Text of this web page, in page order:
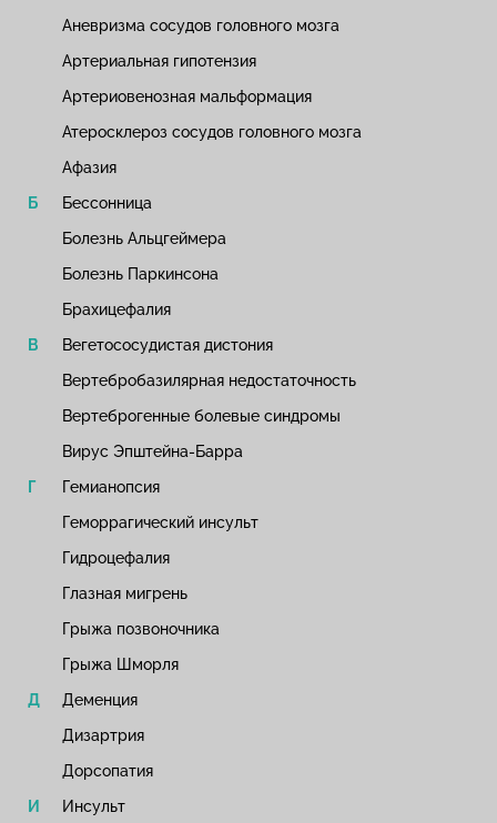
Аневризма сосудов головного мозга
Артериальная гипотензия
Артериовенозная мальформация
Атеросклероз сосудов головного мозга
Афазия
Бессонница
Болезнь Альцгеймера
Болезнь Паркинсона
Брахицефалия
Вегетососудистая дистония
Вертебробазилярная недостаточность
Вертеброгенные болевые синдромы
Вирус Эпштейна-Барра
Гемианопсия
Геморрагический инсульт
Гидроцефалия
Глазная мигрень
Грыжа позвоночника
Грыжа Шморля
Деменция
Дизартрия
Дорсопатия
Инсульт